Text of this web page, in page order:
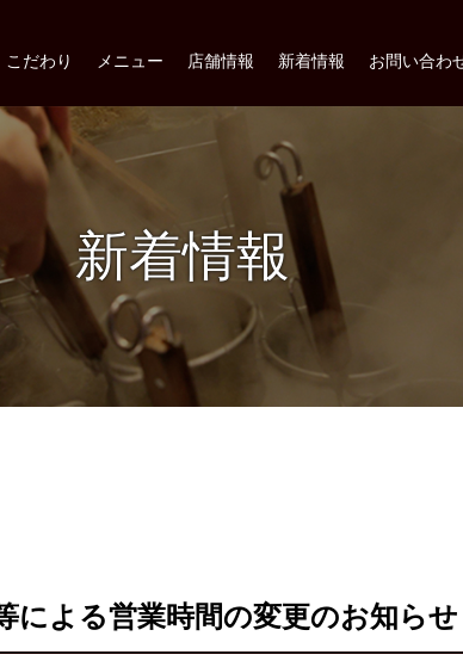
こだわり メニュー 店舗情報 新着情報 お問い合わ
新着情報
による営業時間の変更のお知らせ